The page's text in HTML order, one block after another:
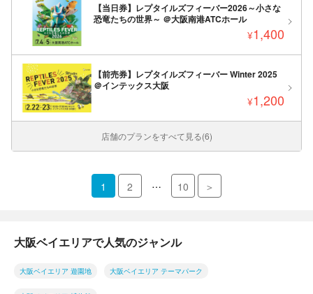
【当日券】レプタイルズフィーバー2026～小さな
恐竜たちの世界～ ＠大阪南港ATCホール
¥1,400
【前売券】レプタイルズフィーバー Winter 2025
＠インテックス大阪
¥1,200
店舗のプランをすべて見る(6)
1 2 … 10 ＞
大阪ベイエリアで人気のジャンル
大阪ベイエリア 遊園地 大阪ベイエリア テーマパーク